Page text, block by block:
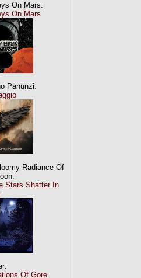
On Mars:
On Mars
Panunzi:
Radiance Of
Stars Shatter In
Of Gore